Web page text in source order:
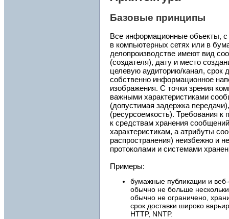
Базовые принципы
Все информационные объекты,
в компьютерных сетях или в
делопроизводстве имеют вид
(создателя), дату и место
целевую аудиторию/канал, срок
собственно информационное
изображения. С точки зрения
важными характеристиками
(допустимая задержка
(ресурсоемкость). Требования к
к средствам хранения
характеристикам, а атрибуты
распространения) неизбежно и
протоколами и системами
Примеры:
бумажные публикации и
обычно не больше
обычно не ограничено,
срок доставки широко
HTTP, NNTP.